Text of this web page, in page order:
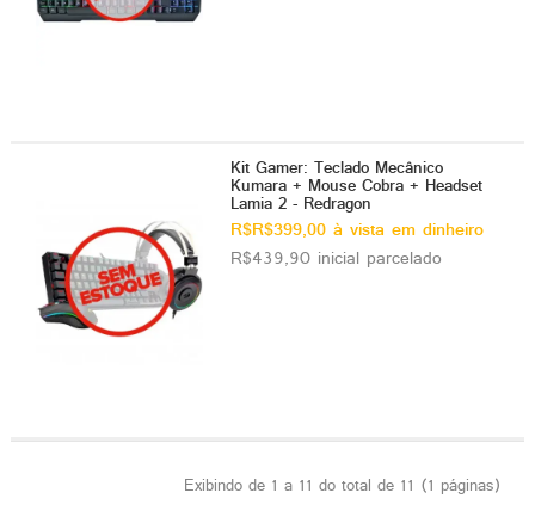
Kit Gamer: Teclado Mecânico
Kumara + Mouse Cobra + Headset
Lamia 2 - Redragon
R$R$399,00 à vista em dinheiro
R$439,90 inicial parcelado
Exibindo de 1 a 11 do total de 11 (1 páginas)